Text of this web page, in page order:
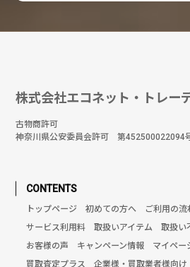
株式会社エコネット・トレー
古物商許可
神奈川県公安委員会許可 第452500022094
CONTENTS
トップページ 初めての方へ ご利用の流
サービス利用料
取扱いアイテム 取扱い
お客様の声
キャンペーン情報 マイペー
買取査定プラス
企業様・買取業者様向け